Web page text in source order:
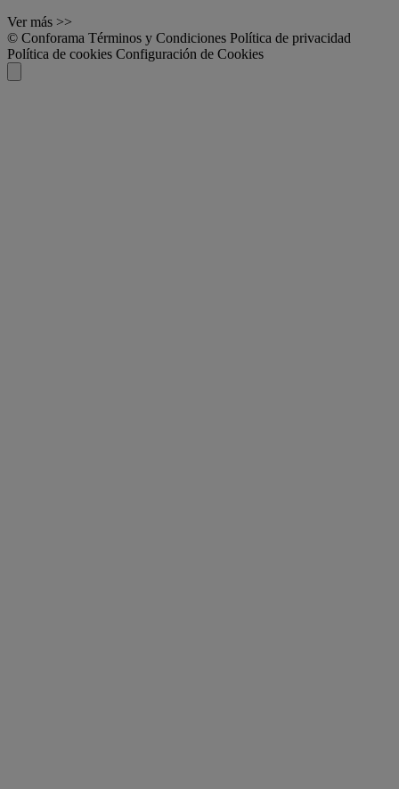
Ver más >>
© Conforama Términos y Condiciones Política de privacidad
Política de cookies Configuración de Cookies